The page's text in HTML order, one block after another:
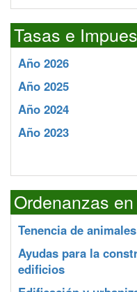
Tasas e
Año 2026
Año 2025
Año 2024
Año 2023
Ordenanzas
Tenencia de animales
Ayudas para la
edificios